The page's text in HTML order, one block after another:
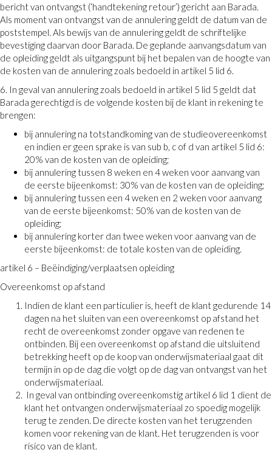
bericht van ontvangst (‘handtekening retour’) gericht aan Barada.
Als moment van ontvangst van de annulering geldt de datum van de
poststempel. Als bewijs van de annulering geldt de schriftelijke
bevestiging daarvan door Barada. De geplande aanvangsdatum van
de opleiding geldt als uitgangspunt bij het bepalen van de hoogte van
de kosten van de annulering zoals bedoeld in artikel 5 lid 6.
6. In geval van annulering zoals bedoeld in artikel 5 lid 5 geldt dat
Barada gerechtigd is de volgende kosten bij de klant in rekening te
brengen:
bij annulering na totstandkoming van de studieovereenkomst
en indien er geen sprake is van sub b, c of d van artikel 5 lid 6:
20% van de kosten van de opleiding;
bij annulering tussen 8 weken en 4 weken voor aanvang van
de eerste bijeenkomst: 30% van de kosten van de opleiding;
bij annulering tussen een 4 weken en 2 weken voor aanvang
van de eerste bijeenkomst: 50% van de kosten van de
opleiding;
bij annulering korter dan twee weken voor aanvang van de
eerste bijeenkomst: de totale kosten van de opleiding.
artikel 6 – Beëindiging/verplaatsen opleiding
Overeenkomst op afstand
Indien de klant een particulier is, heeft de klant gedurende 14
dagen na het sluiten van een overeenkomst op afstand het
recht de overeenkomst zonder opgave van redenen te
ontbinden. Bij een overeenkomst op afstand die uitsluitend
betrekking heeft op de koop van onderwijsmateriaal gaat dit
termijn in op de dag die volgt op de dag van ontvangst van het
onderwijsmateriaal.
In geval van ontbinding overeenkomstig artikel 6 lid 1 dient de
klant het ontvangen onderwijsmateriaal zo spoedig mogelijk
terug te zenden. De directe kosten van het terugzenden
komen voor rekening van de klant. Het terugzenden is voor
risico van de klant.